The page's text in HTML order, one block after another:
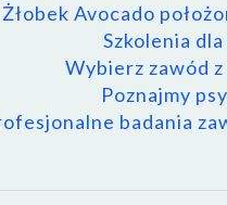
Żłobek Avocado
Szkolenia
Wybierz zawód z
Poznajmy
badania